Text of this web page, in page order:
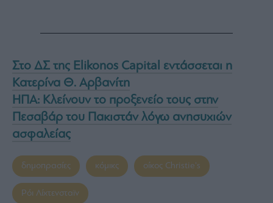
Στο ΔΣ της Elikonos Capital εντάσσεται η
Κατερίνα Θ. Αρβανίτη
ΗΠΑ: Κλείνουν το προξενείο τους στην
Πεσαβάρ του Πακιστάν λόγω ανησυχιών
ασφαλείας
δημοπρασίες κόμικς οίκος Christie's
Ρόι Λίχτενσταϊν